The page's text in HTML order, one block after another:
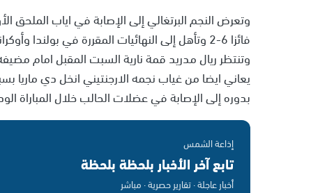
وتعرض النجم البرتغالي إلى الإصابة في اياب الملحق
فائزا 6-2 وتأهل إلى النهائيات المقررة في بولندا وأوكرانيا الصيف المقبل.
وتنتظر ريال مدريد قمة نارية السبت المقبل امام
يعاني ايضا من غياب نجمه الارجنتيني انخل دي ماريا
بدوره إلى الإصابة في عضلات الحالب خلال المباراة الودية
إذاعة الشمس
تابع آخر الأخبار بلحظة بلحظة
أخبار عاجلة · تقارير حصرية · مباشر